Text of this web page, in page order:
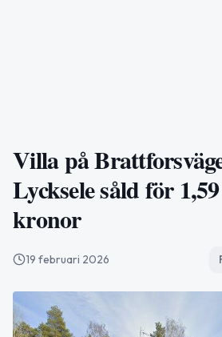
Villa på
Lycksele såld för
kronor
19 februari 2026